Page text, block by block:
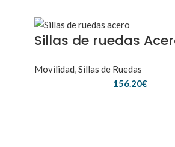
Sillas de ruedas
Movilidad,Sillas de Ruedas
156.20€